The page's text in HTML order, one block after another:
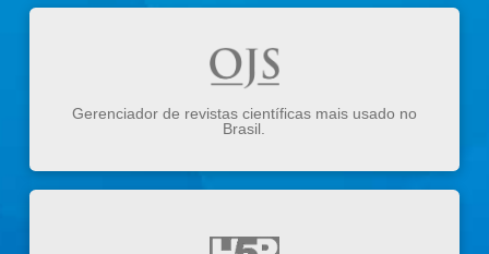
Gerenciador de revistas científicas mais usado no
Brasil.